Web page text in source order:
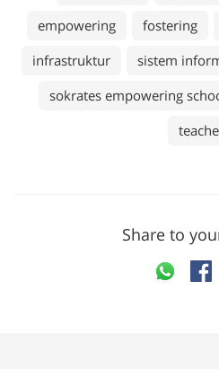
empowering
fostering
infrastruktur
sistem
sokrates empowering
Share to